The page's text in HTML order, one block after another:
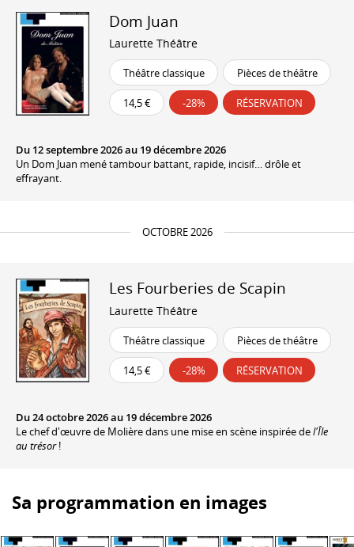
Dom Juan
Laurette Théâtre
Théâtre classique Pièces de théâtre
14,5 € -28% RÉSERVATION
Du 12 septembre 2026 au 19 décembre 2026
Un Dom Juan mené tambour battant, rapide, incisif… drôle et
effrayant.
OCTOBRE 2026
Les Fourberies de Scapin
Laurette Théâtre
Théâtre classique Pièces de théâtre
14,5 € -28% RÉSERVATION
Du 24 octobre 2026 au 19 décembre 2026
Le chef d'œuvre de Molière dans une mise en scène inspirée del'Île
au trésor!
Sa programmation en images